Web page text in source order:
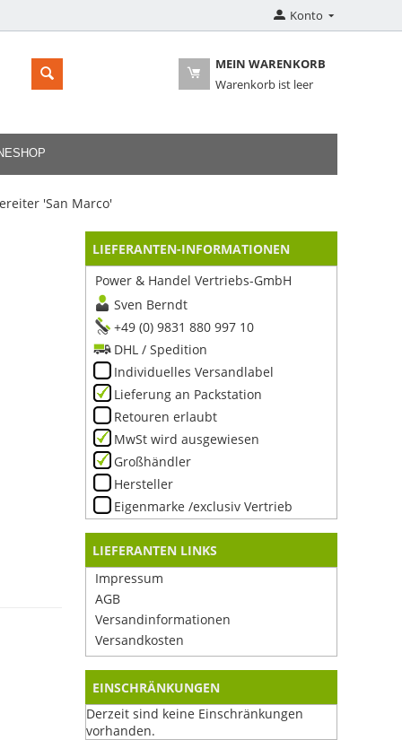
Konto
MEIN WARENKORB
Warenkorb ist leer
'San Marco'
LIEFERANTEN-INFORMATIONEN
Power & Handel Vertriebs-GmbH
Sven Berndt
+49 (0) 9831 880 997 10
DHL / Spedition
Individuelles Versandlabel
Lieferung an Packstation
Retouren erlaubt
MwSt wird ausgewiesen
Großhändler
Hersteller
Eigenmarke /exclusiv Vertrieb
LIEFERANTEN LINKS
Impressum
AGB
Versandinformationen
Versandkosten
EINSCHRÄNKUNGEN
Derzeit sind keine Einschränkungen
vorhanden.